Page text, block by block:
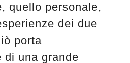
quello personale,
dei due
porta
di una grande